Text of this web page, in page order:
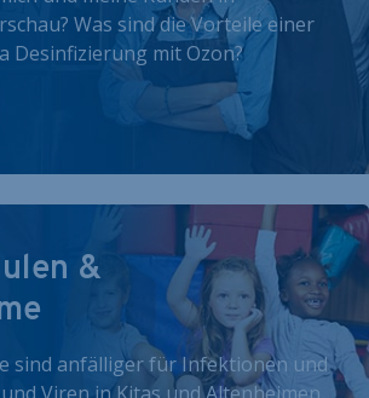
Was sind die Vorteile einer
Desinfizierung mit Ozon?
&
sind anfälliger für Infektionen und